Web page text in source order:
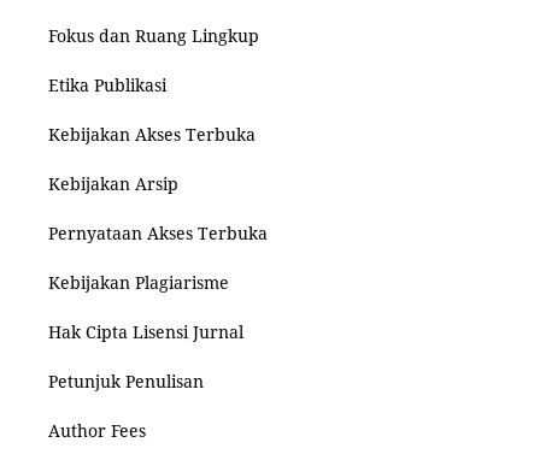
Fokus dan Ruang Lingkup
Etika Publikasi
Kebijakan Akses Terbuka
Kebijakan Arsip
Pernyataan Akses Terbuka
Kebijakan Plagiarisme
Hak Cipta Lisensi Jurnal
Petunjuk Penulisan
Author Fees